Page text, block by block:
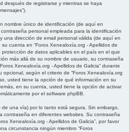
después de registrarse y mientras se haya
nombre único de identificación (de aquí en
personal empleada para la identificación
una dirección de email personal válida (de aquí en
cuenta en “Foros Xenealoxía.org - Apellidos de
protección de datos aplicables en el país en el que
más allá de su nombre de usuario, su contraseña
Xenealoxía.org - Apellidos de Galicia” durante
opcional, según el criterio de “Foros Xenealoxía.org
usted tiene la opción de qué información en su
en su cuenta, usted tiene la opción de activar
por el software phpBB.
una vía) por lo tanto está segura. Sin embargo,
contraseña en diferentes websites. Su contraseña
Xenealoxía.org - Apellidos de Galicia”, por favor
circunstancia ningún miembro “Foros